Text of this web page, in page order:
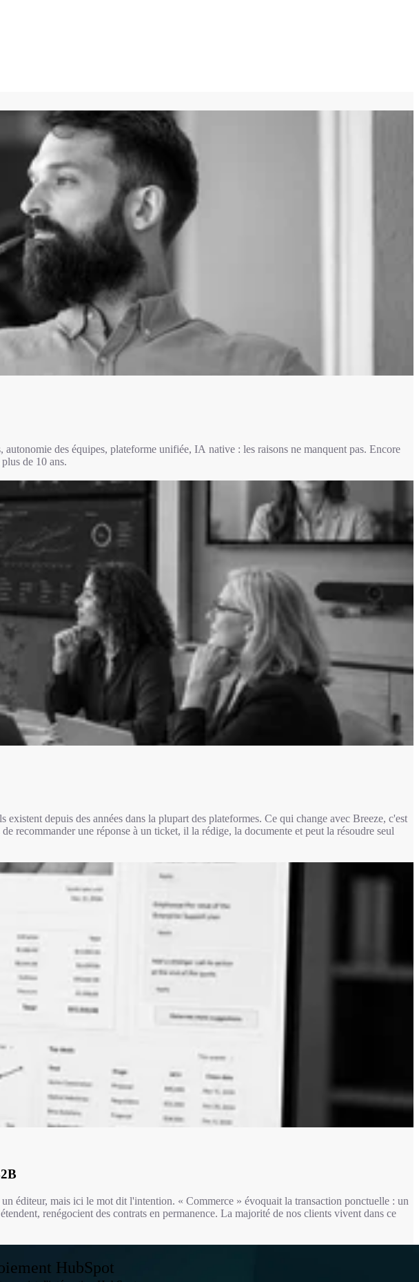
des équipes, plateforme unifiée, IA native : les raisons ne manquent pas. Encore
de 10 ans.
depuis des années dans la plupart des plateformes. Ce qui change avec Breeze, c'est
recommander une réponse à un ticket, il la rédige, la documente et peut la résoudre seul
éditeur, mais ici le mot dit l'intention. « Commerce » évoquait la transaction ponctuelle : un
renégocient des contrats en permanence. La majorité de nos clients vivent dans ce
HubSpot